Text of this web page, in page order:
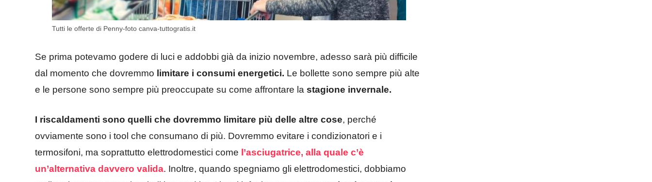
Tutti le offerte di Penny-foto canva-tuttogratis.it
Se prima potevamo godere di luci e addobbi già da inizio novembre, adesso sarà più difficile
dal momento che dovremmo limitare i consumi energetici. Le bollette sono sempre più alte
e le persone sono sempre più preoccupate su come affrontare la stagione invernale.
I riscaldamenti sono quelli che dovremmo limitare più delle altre cose, perché
ovviamente sono i tool che consumano di più. Dovremmo evitare i condizionatori e i
termosifoni, ma soprattutto elettrodomestici come l’asciugatrice, alla quale c’è
un’alternativa davvero valida. Inoltre, quando spegniamo gli elettrodomestici, dobbiamo